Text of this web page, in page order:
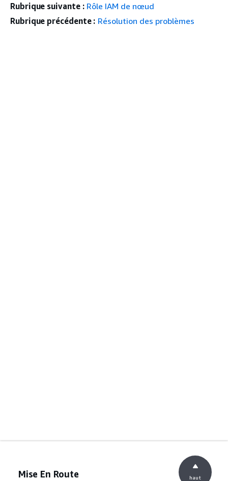
Rubrique suivante : Rôle IAM de nœud
Rubrique précédente : Résolution des problèmes
Mise En Route haut